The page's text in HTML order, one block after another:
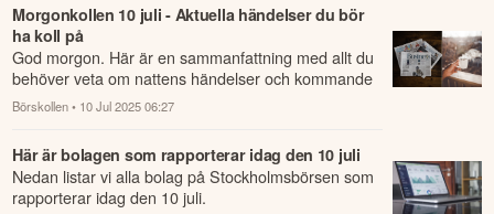
Morgonkollen 10 juli - Aktuella händelser du bör
ha koll på
God morgon. Här är en sammanfattning med allt du
behöver veta om nattens händelser och kommande
dagens viktigaste händelser på börsen.
Börskollen • 10 Jul 2025 06:27
Här är bolagen som rapporterar idag den 10 juli
Nedan listar vi alla bolag på Stockholmsbörsen som
rapporterar idag den 10 juli.